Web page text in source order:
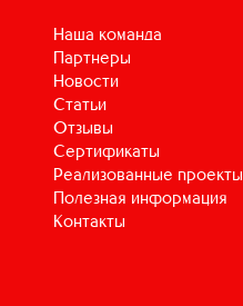
Наша команда
Партнеры
Новости
Статьи
Отзывы
Сертификаты
Реализованные проекты
Полезная информация
Контакты